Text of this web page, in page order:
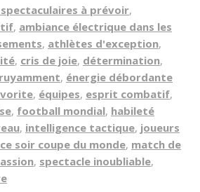
à prévoir,
, ambiance électrique dans les
, athlètes d'exception,
, cris de joie, détermination,
, énergie débordante
, équipes, esprit combatif,
, football mondial, habileté
, intelligence tactique, joueurs
soir coupe du monde, match de
, spectacle inoubliable,